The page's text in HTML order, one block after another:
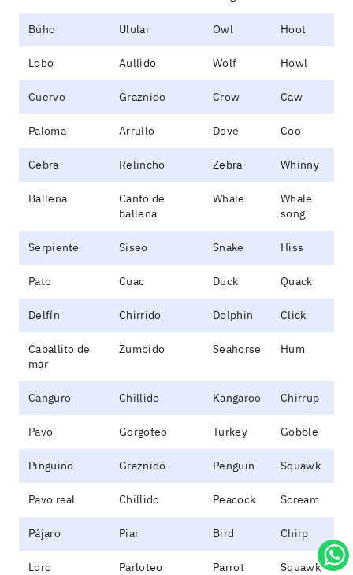
Búho Ulular Owl Hoot
Lobo Aullido Wolf Howl
Cuervo Graznido Crow Caw
Paloma Arrullo Dove Coo
Cebra Relincho Zebra Whinny
Ballena
Canto de
ballena
Whale
Whale
song
Serpiente Siseo Snake Hiss
Pato Cuac Duck Quack
Delfín Chirrido Dolphin Click
Caballito de
mar
Zumbido Seahorse Hum
Canguro Chillido Kangaroo Chirrup
Pavo Gorgoteo Turkey Gobble
Pinguino Graznido Penguin Squawk
Pavo real Chillido Peacock Scream
Pájaro Piar Bird Chirp
Loro Parloteo Parrot Squawk